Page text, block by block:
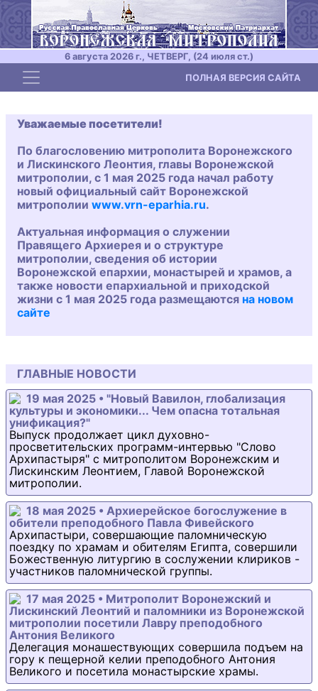
6 августа 2026 г., ЧЕТВЕРГ, (24 июля ст.)
Toggle navigation ПОЛНАЯ ВЕРСИЯ САЙТА
Уважаемые посетители!
По благословению митрополита Воронежского
и Лискинского Леонтия, главы Воронежской
митрополии, с 1 мая 2025 года начал работу
новый официальный сайт Воронежской
митрополии www.vrn-eparhia.ru.
Актуальная информация о служении
Правящего Архиерея и о структуре
митрополии, сведения об истории
Воронежской епархии, монастырей и храмов, а
также новости епархиальной и приходской
жизни с 1 мая 2025 года размещаются на новом
сайте
ГЛАВНЫЕ НОВОСТИ
19 мая 2025 • "Новый Вавилон, глобализация
культуры и экономики... Чем опасна тотальная
унификация?"
Выпуск продолжает цикл духовно-
просветительских программ-интервью "Слово
Архипастыря" с митрополитом Воронежским и
Лискинским Леонтием, Главой Воронежской
митрополии.
18 мая 2025 • Архиерейское богослужение в
обители преподобного Павла Фивейского
Архипастыри, совершающие паломническую
поездку по храмам и обителям Египта, совершили
Божественную литургию в сослужении клириков -
участников паломнической группы.
17 мая 2025 • Митрополит Воронежский и
Лискинский Леонтий и паломники из Воронежской
митрополии посетили Лавру преподобного
Антония Великого
Делегация монашествующих совершила подъем на
гору к пещерной келии преподобного Антония
Великого и посетила монастырские храмы.